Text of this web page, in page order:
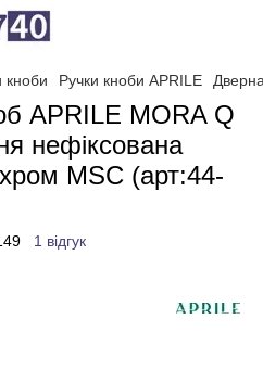
кноби Ручки кноби APRILE
APRILE MORA Q
нефіксована
MSC (арт:44-
1 відгук